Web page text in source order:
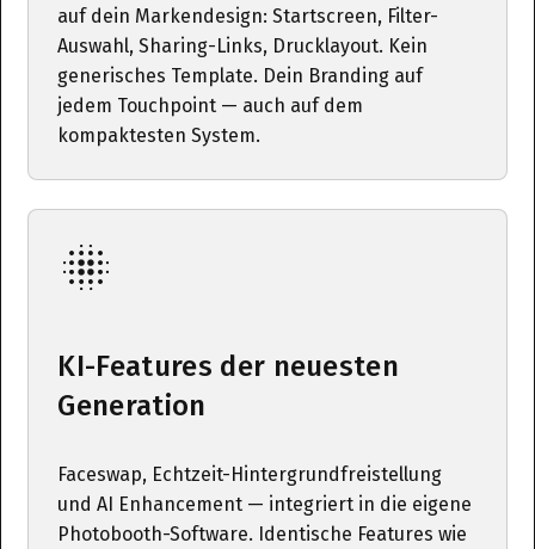
auf dein Markendesign: Startscreen, Filter-
Auswahl, Sharing-Links, Drucklayout. Kein
generisches Template. Dein Branding auf
jedem Touchpoint — auch auf dem
kompaktesten System.
KI-Features der neuesten
Generation
Faceswap, Echtzeit-Hintergrundfreistellung
und AI Enhancement — integriert in die eigene
Photobooth-Software. Identische Features wie